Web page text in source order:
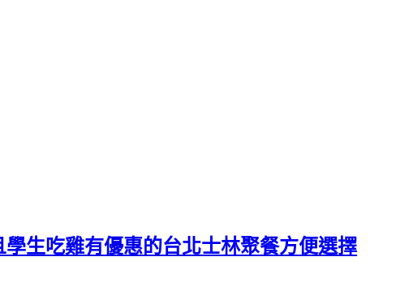
生吃雞有優惠的台北士林聚餐方便選擇